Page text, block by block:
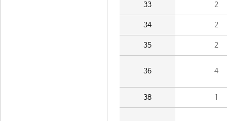
33 2
34 2
35 2
36 4
38 1